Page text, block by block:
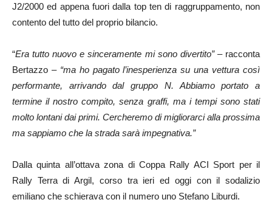
J2/2000 ed appena fuori dalla top ten di raggruppamento, non
contento del tutto del proprio bilancio.
“Era tutto nuovo e sinceramente mi sono divertito” – racconta
Bertazzo – “ma ho pagato l’inesperienza su una vettura così
performante, arrivando dal gruppo N. Abbiamo portato a
termine il nostro compito, senza graffi, ma i tempi sono stati
molto lontani dai primi. Cercheremo di migliorarci alla prossima
ma sappiamo che la strada sarà impegnativa.”
Dalla quinta all’ottava zona di Coppa Rally ACI Sport per il
Rally Terra di Argil, corso tra ieri ed oggi con il sodalizio
emiliano che schierava con il numero uno Stefano Liburdi.